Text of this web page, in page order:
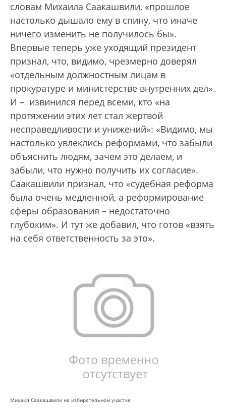
словам Михаила Саакашвили, «прошлое
настолько дышало ему в спину, что иначе
ничего изменить не получилось бы».
Впервые теперь уже уходящий президент
признал, что, видимо, чрезмерно доверял
«отдельным должностным лицам в
прокуратуре и министерстве внутренних дел».
И – извинился перед всеми, кто «на
протяжении этих лет стал жертвой
несправедливости и унижений»: «Видимо, мы
настолько увлеклись реформами, что забыли
объяснить людям, зачем это делаем, и
забыли, что нужно получить их согласие».
Саакашвили признал, что «судебная реформа
была очень медленной, а реформирование
сферы образования – недостаточно
глубоким». И тут же добавил, что готов «взять
на себя ответственность за это».
Михаил Саакашвили на избирательном участке